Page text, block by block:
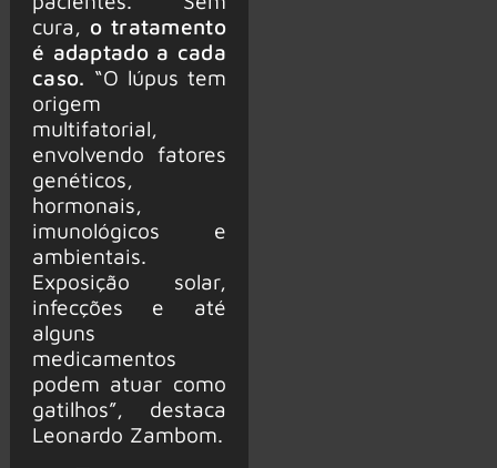
cura, o tratamento
é adaptado a cada
caso. “O lúpus tem
origem
multifatorial,
envolvendo fatores
genéticos,
hormonais,
imunológicos e
ambientais.
Exposição solar,
infecções e até
alguns
medicamentos
podem atuar como
gatilhos”, destaca
Leonardo Zambom.